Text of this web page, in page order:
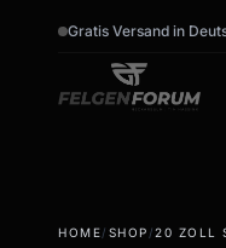
Gratis Versand in
HOME/ SHOP /20 ZOLL